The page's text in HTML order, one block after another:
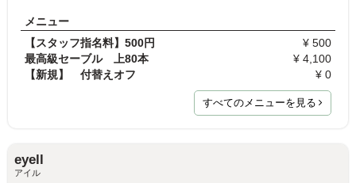
メニュー
【スタッフ指名料】500円
¥ 500
最高級セーブル 上80本
¥ 4,100
【新規】 付替えオフ
¥ 0
すべてのメニューを見る
eyell
アイル